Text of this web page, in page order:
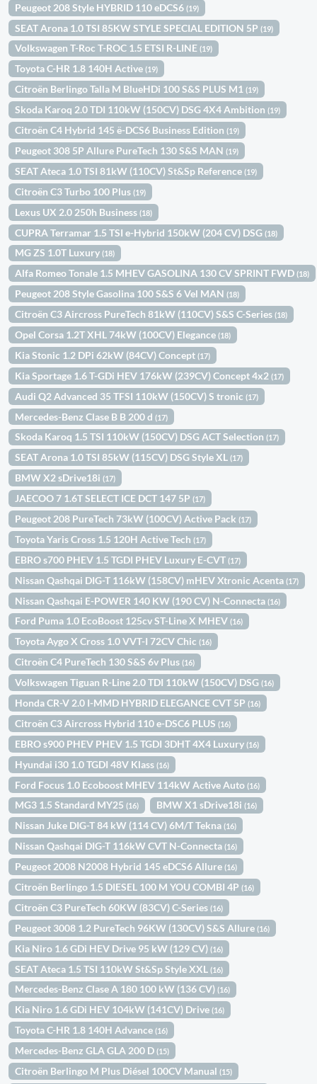
Peugeot 208 Style HYBRID 110 eDCS6(19)
SEAT Arona 1.0 TSI 85KW STYLE SPECIAL EDITION 5P(19)
Volkswagen T-Roc T-ROC 1.5 ETSI R-LINE(19)
Toyota C-HR 1.8 140H Active(19)
Citroën Berlingo Talla M BlueHDi 100 S&S PLUS M1(19)
Skoda Karoq 2.0 TDI 110kW (150CV) DSG 4X4 Ambition(19)
Citroën C4 Hybrid 145 ë-DCS6 Business Edition(19)
Peugeot 308 5P Allure PureTech 130 S&S MAN(19)
SEAT Ateca 1.0 TSI 81kW (110CV) St&Sp Reference(19)
Citroën C3 Turbo 100 Plus(19)
Lexus UX 2.0 250h Business(18)
CUPRA Terramar 1.5 TSI e-Hybrid 150kW (204 CV) DSG(18)
MG ZS 1.0T Luxury(18)
Alfa Romeo Tonale 1.5 MHEV GASOLINA 130 CV SPRINT FWD(18)
Peugeot 208 Style Gasolina 100 S&S 6 Vel MAN(18)
Citroën C3 Aircross PureTech 81kW (110CV) S&S C-Series(18)
Opel Corsa 1.2T XHL 74kW (100CV) Elegance(18)
Kia Stonic 1.2 DPi 62kW (84CV) Concept(17)
Kia Sportage 1.6 T-GDi HEV 176kW (239CV) Concept 4x2(17)
Audi Q2 Advanced 35 TFSI 110kW (150CV) S tronic(17)
Mercedes-Benz Clase B B 200 d(17)
Skoda Karoq 1.5 TSI 110kW (150CV) DSG ACT Selection(17)
SEAT Arona 1.0 TSI 85kW (115CV) DSG Style XL(17)
BMW X2 sDrive18i(17)
JAECOO 7 1.6T SELECT ICE DCT 147 5P(17)
Peugeot 208 PureTech 73kW (100CV) Active Pack(17)
Toyota Yaris Cross 1.5 120H Active Tech(17)
EBRO s700 PHEV 1.5 TGDI PHEV Luxury E-CVT(17)
Nissan Qashqai DIG-T 116kW (158CV) mHEV Xtronic Acenta(17)
Nissan Qashqai E-POWER 140 KW (190 CV) N-Connecta(16)
Ford Puma 1.0 EcoBoost 125cv ST-Line X MHEV(16)
Toyota Aygo X Cross 1.0 VVT-I 72CV Chic(16)
Citroën C4 PureTech 130 S&S 6v Plus(16)
Volkswagen Tiguan R-Line 2.0 TDI 110kW (150CV) DSG(16)
Honda CR-V 2.0 I-MMD HYBRID ELEGANCE CVT 5P(16)
Citroën C3 Aircross Hybrid 110 e-DSC6 PLUS(16)
EBRO s900 PHEV PHEV 1.5 TGDI 3DHT 4X4 Luxury(16)
Hyundai i30 1.0 TGDI 48V Klass(16)
Ford Focus 1.0 Ecoboost MHEV 114kW Active Auto(16)
MG3 1.5 Standard MY25(16) BMW X1 sDrive18i(16)
Nissan Juke DIG-T 84 kW (114 CV) 6M/T Tekna(16)
Nissan Qashqai DIG-T 116kW CVT N-Connecta(16)
Peugeot 2008 N2008 Hybrid 145 eDCS6 Allure(16)
Citroën Berlingo 1.5 DIESEL 100 M YOU COMBI 4P(16)
Citroën C3 PureTech 60KW (83CV) C-Series(16)
Peugeot 3008 1.2 PureTech 96KW (130CV) S&S Allure(16)
Kia Niro 1.6 GDi HEV Drive 95 kW (129 CV)(16)
SEAT Ateca 1.5 TSI 110kW St&Sp Style XXL(16)
Mercedes-Benz Clase A 180 100 kW (136 CV)(16)
Kia Niro 1.6 GDi HEV 104kW (141CV) Drive(16)
Toyota C-HR 1.8 140H Advance(16)
Mercedes-Benz GLA GLA 200 D(15)
Citroën Berlingo M Plus Diésel 100CV Manual(15)